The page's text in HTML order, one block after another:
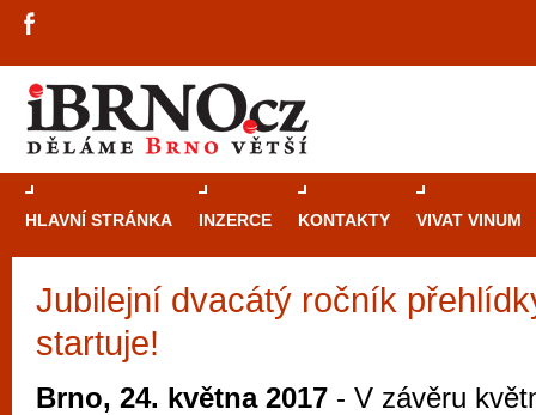
HLAVNÍ STRÁNKA INZERCE KONTAKTY VIVAT VINUM
Jubilejní dvacátý ročník
startuje!
Brno, 24. května 2017 - V závěru
Průvodce